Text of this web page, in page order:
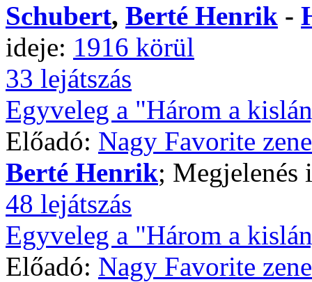
Schubert, Berté Henrik -
ideje: 1916 körül
33 lejátszás
Egyveleg a "Három a
Előadó: Nagy Favorite
Berté Henrik; Megjelenés
48 lejátszás
Egyveleg a "Három a
Előadó: Nagy Favorite